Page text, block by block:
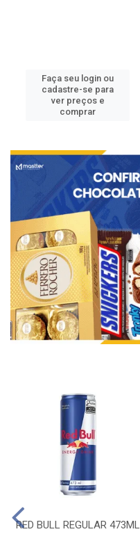
Faça seu login ou
cadastre-se para
ver preços e
comprar
RED BULL REGULAR 473ML